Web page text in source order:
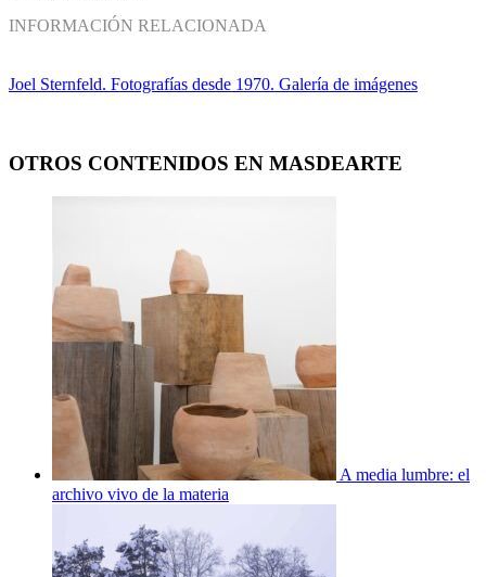
INFORMACIÓN RELACIONADA
Joel Sternfeld. Fotografías desde 1970. Galería de imágenes
OTROS CONTENIDOS EN MASDEARTE
A media lumbre: el
archivo vivo de la materia